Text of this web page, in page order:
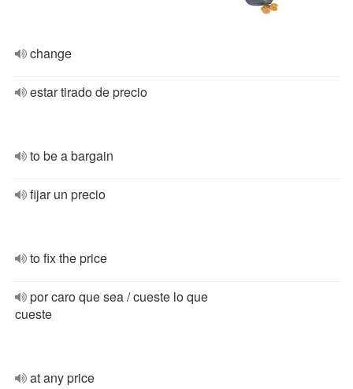
change
estar tirado de precio
to be a bargain
fijar un precio
to fix the price
por caro que sea / cueste lo que
cueste
at any price